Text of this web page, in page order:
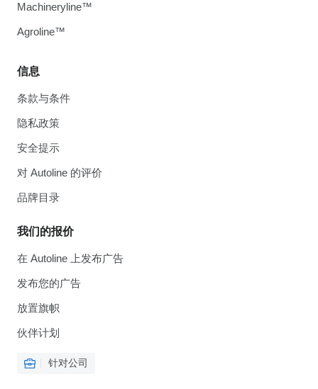
信息
条款与条件
隐私政策
安全提示
对 Autoline 的评价
品牌目录
我们的报价
在 Autoline 上发布广告
发布您的广告
放置旗帜
伙伴计划
针对公司
Machineryline™
Agroline™